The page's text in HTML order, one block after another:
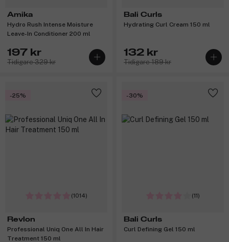
Amika
Hydro Rush Intense Moisture
Leave-In Conditioner 200 ml
197 kr
Tidigare 329 kr
Bali Curls
Hydrating Curl Cream 150 ml
132 kr
Tidigare 189 kr
-25%
(1014)
Revlon
Professional Uniq One All In Hair
Treatment 150 ml
-30%
(11)
Bali Curls
Curl Defining Gel 150 ml